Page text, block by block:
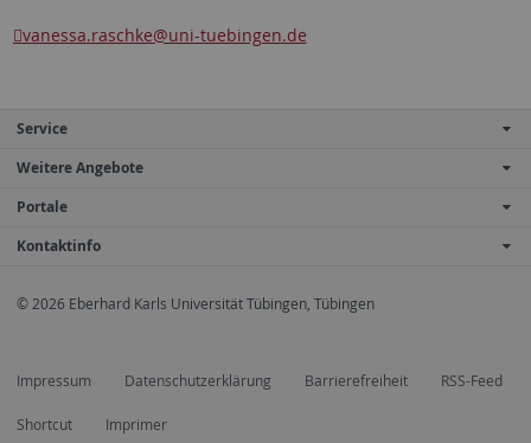
vanessa.raschke@uni-tuebingen.de
Service
Weitere Angebote
Portale
Kontaktinfo
© 2026 Eberhard Karls Universität Tübingen, Tübingen
Impressum Datenschutzerklärung Barrierefreiheit RSS-Feed
Shortcut Imprimer